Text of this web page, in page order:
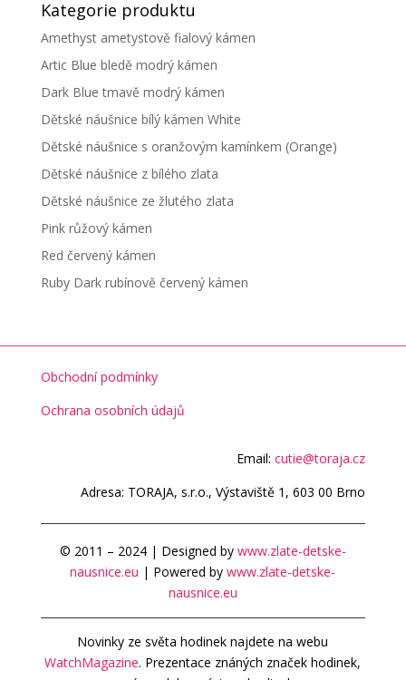
Kategorie produktu
Amethyst ametystově fialový kámen
Artic Blue bledě modrý kámen
Dark Blue tmavě modrý kámen
Dětské náušnice bílý kámen White
Dětské náušnice s oranžovým kamínkem (Orange)
Dětské náušnice z bílého zlata
Dětské náušnice ze žlutého zlata
Pink růžový kámen
Red červený kámen
Ruby Dark rubínově červený kámen
Obchodní podmínky
Ochrana osobních údajů
Email:cutie@toraja.cz
Adresa: TORAJA, s.r.o., Výstaviště 1, 603 00 Brno
© 2011 – 2024 | Designed by www.zlate-detske-
nausnice.eu | Powered bywww.zlate-detske-
nausnice.eu
Novinky ze světa hodinek najdete na webu
WatchMagazine. Prezentace znáných značek hodinek,